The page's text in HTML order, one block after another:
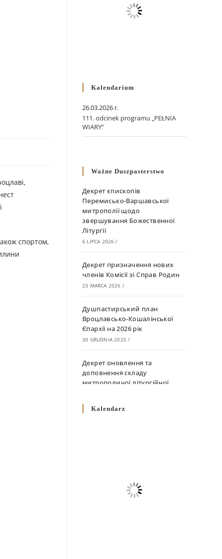
спортом,
Kalendarium
26.03.2026 r.
111. odcinek programu „PEŁNIA
WIARY”
Ważne Duszpasterstwo
Декрет єпископів
Перемисько-Варшавської
митрополії щодо
звершування Божественної
Літургії
6 LIPCA 2026 /
Декрет призначення нових
членів Комісії зі Справ Родин
23 MARCA 2026 /
Душпастирський план
Вроцлавсько-Кошалінської
Єпархії на 2026 рік
30 GRUDNIA 2025 /
Декрет оновлення та
доповнення складу
митрополичої літургійної
10 GRUDNIA 2025
Декрет про відзначення
Великодня і всіх рухомих
Kalendarz